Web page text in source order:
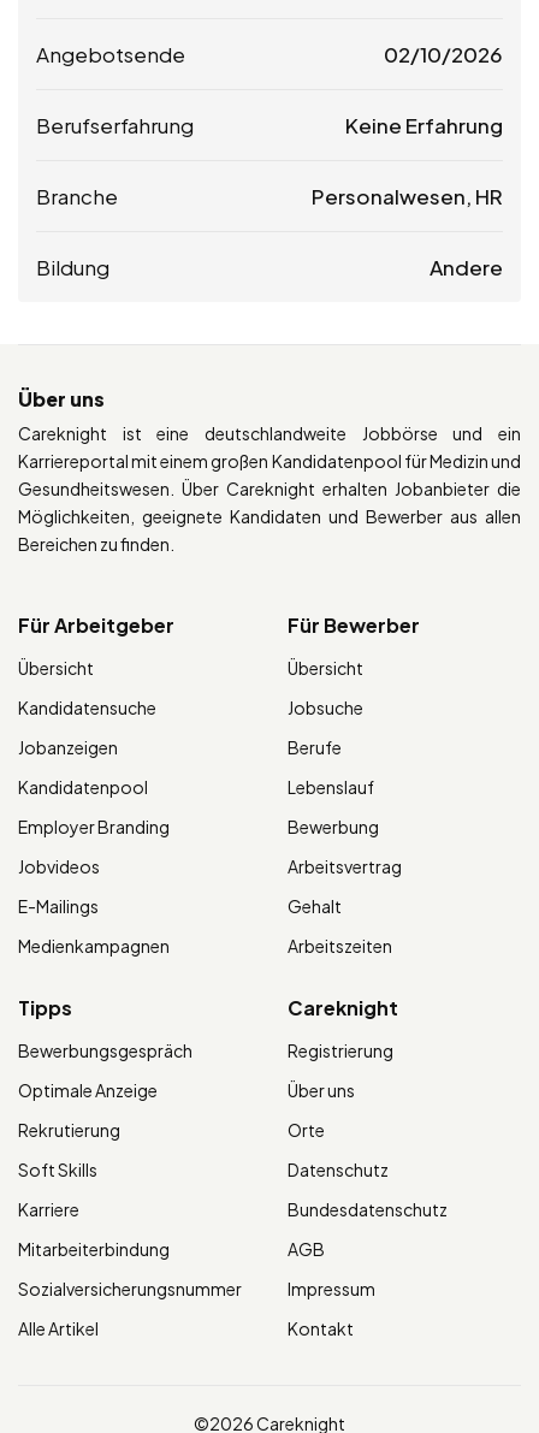
Angebotsende 02/10/2026
Berufserfahrung Keine Erfahrung
Branche Personalwesen, HR
Bildung Andere
Über uns
Careknight ist eine deutschlandweite Jobbörse und ein
Karriereportal mit einem großen Kandidatenpool für Medizin und
Gesundheitswesen. Über Careknight erhalten Jobanbieter die
Möglichkeiten, geeignete Kandidaten und Bewerber aus allen
Bereichen zu finden.
Für Arbeitgeber
Übersicht
Kandidatensuche
Jobanzeigen
Kandidatenpool
Employer Branding
Jobvideos
E-Mailings
Medienkampagnen
Für Bewerber
Übersicht
Jobsuche
Berufe
Lebenslauf
Bewerbung
Arbeitsvertrag
Gehalt
Arbeitszeiten
Tipps
Bewerbungsgespräch
Optimale Anzeige
Rekrutierung
Soft Skills
Karriere
Mitarbeiterbindung
Sozialversicherungsnummer
Alle Artikel
Careknight
Registrierung
Über uns
Orte
Datenschutz
Bundesdatenschutz
AGB
Impressum
Kontakt
©2026 Careknight